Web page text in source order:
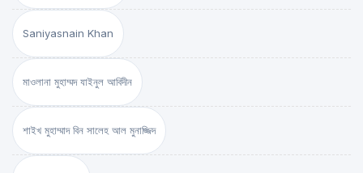
Saniyasnain Khan
মাওলানা মুহাম্মদ যাইনুল আবিদীন
শাইখ মুহাম্মাদ বিন সালেহ আল মুনাজ্জিদ